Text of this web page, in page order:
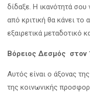
δίδαξε. Η ικανότητά σου
από κριτική θα κάνει
εξαιρετικά μεταδοτικό
Βόρειος Δεσμός στον
Αυτός είναι ο άξονας
της κοινωνικής